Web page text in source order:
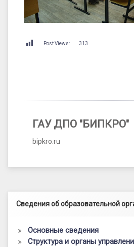
Post Views: 313
ГАУ ДПО "БИПКРО"
bipkro.ru
Левый сайдбар
Сведения об образовательной
Основные сведения
Структура и органы